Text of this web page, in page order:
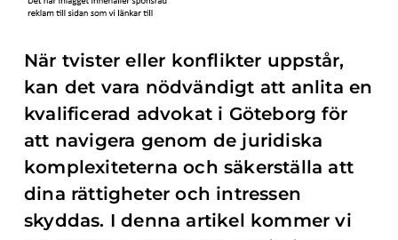
När tvister eller konflikter uppstår,
kan det vara nödvändigt att anlita en
kvalificerad advokat i Göteborg för
att navigera genom de juridiska
komplexiteterna och säkerställa att
dina rättigheter och intressen
skyddas. I denna artikel kommer vi